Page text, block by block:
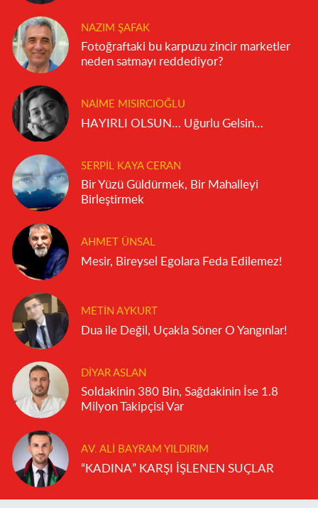
NAZIM ŞAFAK
Fotoğraftaki bu karpuzu zincir marketler
neden satmayı reddediyor?
NAIME MISIRCIOĞLU
HAYIRLI OLSUN… Uğurlu Gelsin…
SERPIL KAYA CERAN
Bir Yüzü Güldürmek, Bir Mahalleyi
Birleştirmek
AHMET ÜNSAL
Mesir, Bireysel Egolara Feda Edilemez!
METIN AYKURT
Dua ile Değil, Uçakla Söner O Yangınlar!
DIYAR ASLAN
Soldakinin 380 Bin, Sağdakinin İse 1.8
Milyon Takipçisi Var
AV. ALI BAYRAM YILDIRIM
“KADINA” KARŞI İŞLENEN SUÇLAR